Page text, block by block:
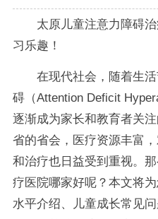
太原儿童注意力障碍
习乐趣！
在现代社会，随着生
碍（Attention Deficit
逐渐成为家长和教育者关
省的省会，医疗资源丰富
和治疗也日益受到重视。
疗医院哪家好呢？本文将
水平介绍、儿童成长常见